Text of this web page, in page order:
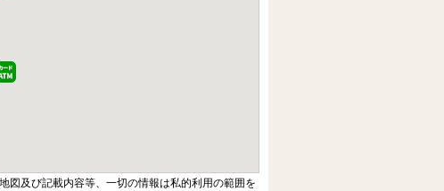
図及び記載内容等、一切の情報は私的利用の範囲を